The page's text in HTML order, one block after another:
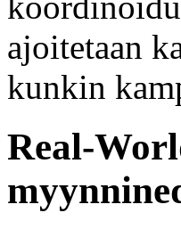
ajoitetaan
kunkin
Real-